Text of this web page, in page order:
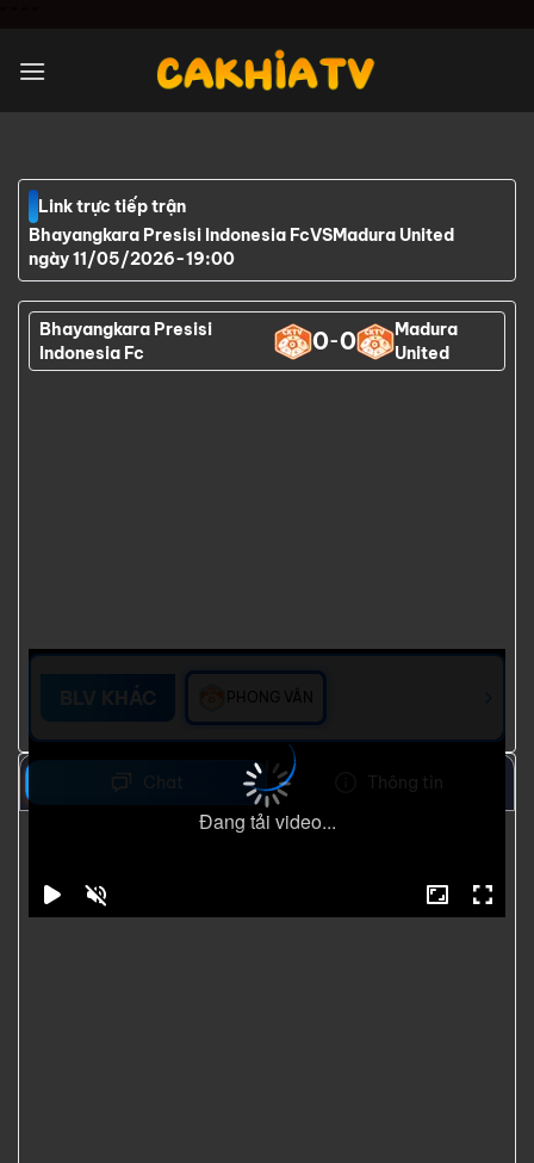
nội
Link trực tiếp trận
Bhayangkara Presisi Indonesia FcVSMadura United
ngày 11/05/2026-19:00
Bhayangkara Presisi
Indonesia Fc
0-0
Madura
United
Đang tải video...
BLV KHÁC PHONG VÂN
Chat Thông tin